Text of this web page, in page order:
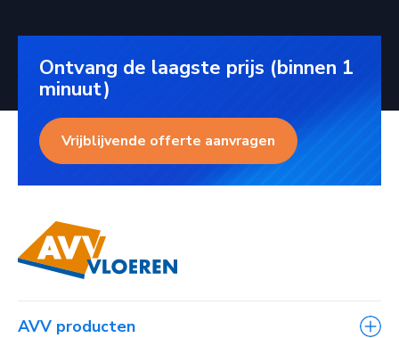
Ontvang de laagste prijs (binnen 1
minuut)
Vrijblijvende offerte aanvragen
AVV producten